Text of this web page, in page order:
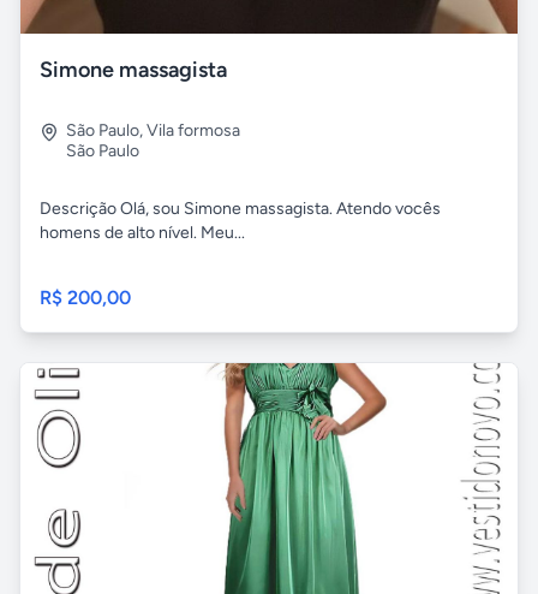
Simone massagista
São Paulo,Vila formosa
São Paulo
Descrição Olá, sou Simone massagista. Atendo vocês
homens de alto nível. Meu...
R$ 200,00